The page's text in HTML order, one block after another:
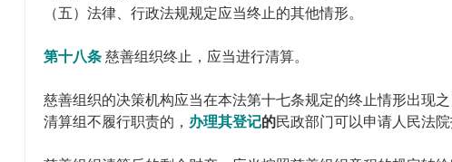
（五）法律、行政法规规定应当终止的其他情形。
第十八条 慈善组织终止，应当进行清算。
慈善组织的决策机构应当在本法第十七条规定的终止情形出现
清算组不履行职责的， 办理其登记的民政部门可以申请人民法